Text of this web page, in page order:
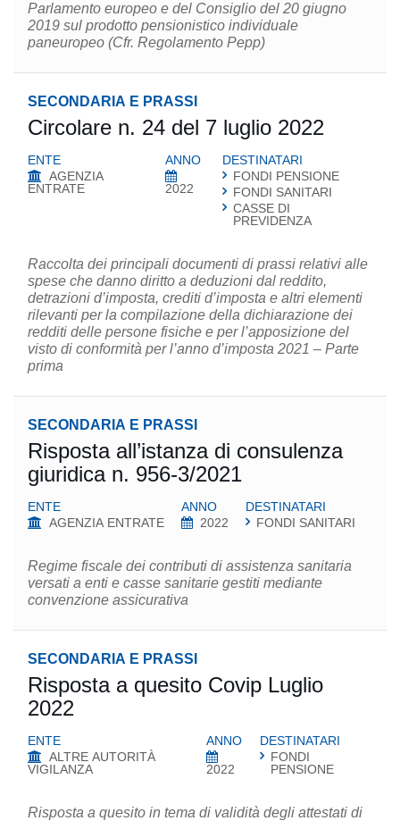
Parlamento europeo e del Consiglio del 20 giugno
2019 sul prodotto pensionistico individuale
paneuropeo (Cfr. Regolamento Pepp)
SECONDARIA E PRASSI
Circolare n. 24 del 7 luglio 2022
ENTE
AGENZIA
ENTRATE
ANNO
2022
DESTINATARI
FONDI PENSIONE
FONDI SANITARI
CASSE DI
PREVIDENZA
Raccolta dei principali documenti di prassi relativi alle
spese che danno diritto a deduzioni dal reddito,
detrazioni d’imposta, crediti d’imposta e altri elementi
rilevanti per la compilazione della dichiarazione dei
redditi delle persone fisiche e per l’apposizione del
visto di conformità per l’anno d’imposta 2021 – Parte
prima
SECONDARIA E PRASSI
Risposta all’istanza di consulenza
giuridica n. 956-3/2021
ENTE
AGENZIA ENTRATE
ANNO
2022
DESTINATARI
FONDI SANITARI
Regime fiscale dei contributi di assistenza sanitaria
versati a enti e casse sanitarie gestiti mediante
convenzione assicurativa
SECONDARIA E PRASSI
Risposta a quesito Covip Luglio
2022
ENTE
ALTRE AUTORITÀ
VIGILANZA
ANNO
2022
DESTINATARI
FONDI
PENSIONE
Risposta a quesito in tema di validità degli attestati di